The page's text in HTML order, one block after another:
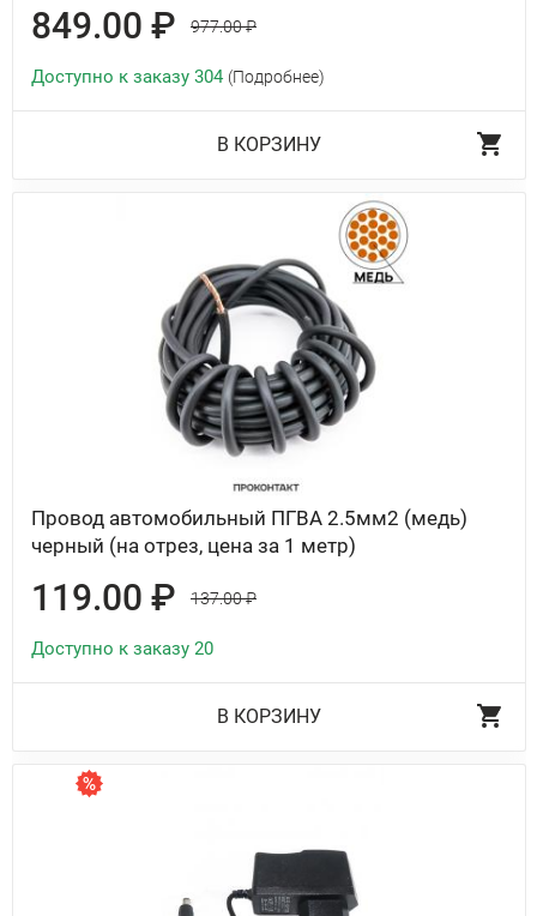
849.00 ₽ 977.00 ₽
Доступно к заказу 304 (Подробнее)
В КОРЗИНУ
Провод автомобильный ПГВА 2.5мм2 (медь)
черный (на отрез, цена за 1 метр)
119.00 ₽ 137.00 ₽
Доступно к заказу 20
В КОРЗИНУ